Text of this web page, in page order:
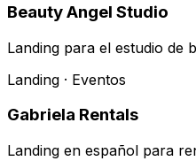
Beauty Angel Studio
Landing para el estudio de
Landing · Eventos
Gabriela Rentals
Landing en español para